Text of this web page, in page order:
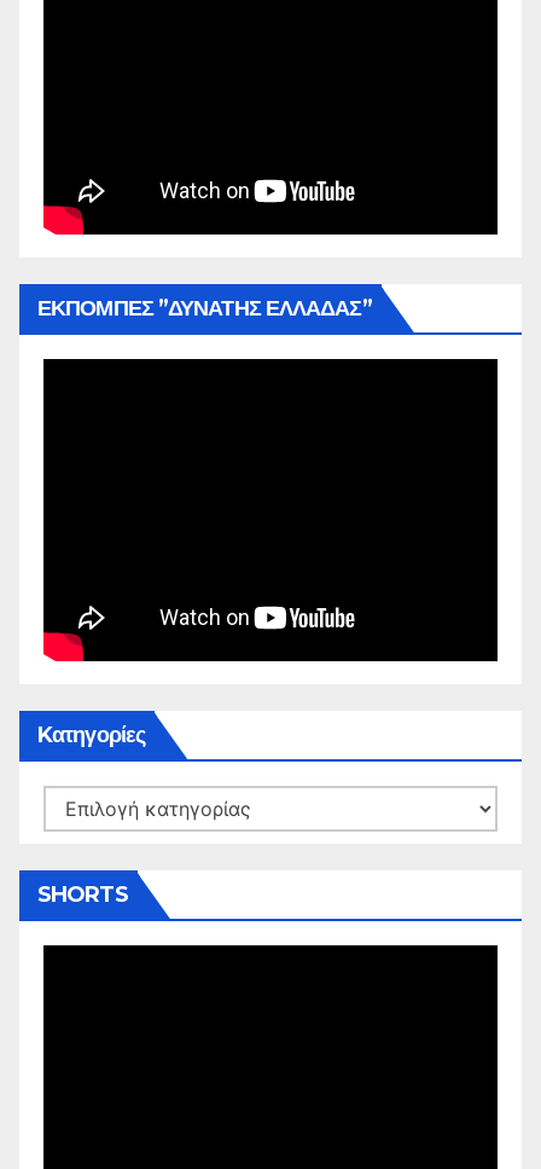
ΕΚΠΟΜΠΕΣ ”ΔΥΝΑΤΗΣ ΕΛΛΑΔΑΣ”
Kατηγορίες
Kατηγορίες
SHORTS